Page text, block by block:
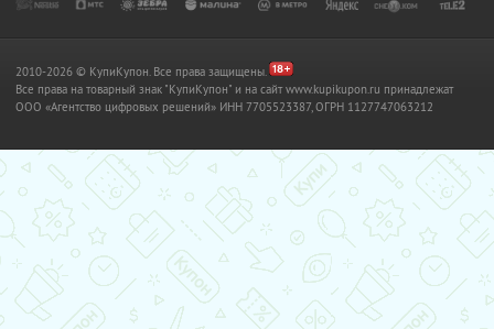
2010-2026 © КупиКупон. Все права защищены.
Все права на товарный знак "КупиКупон" и на сайт www.kupikupon.ru принадлежат
OOO «Агентство цифровых решений» ИНН 7705523387, ОГРН 1127747063212